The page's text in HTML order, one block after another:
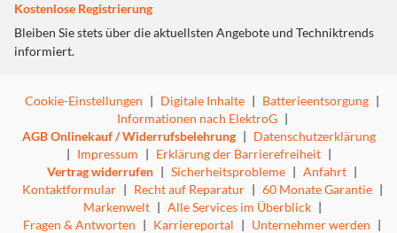
Kostenlose Registrierung
Bleiben Sie stets über die aktuellsten Angebote und Techniktrends
informiert.
Cookie-Einstellungen | Digitale Inhalte | Batterieentsorgung |
Informationen nach ElektroG |
AGB Onlinekauf / Widerrufsbelehrung | Datenschutzerklärung
| Impressum | Erklärung der Barrierefreiheit |
Vertrag widerrufen | Sicherheitsprobleme | Anfahrt |
Kontaktformular | Recht auf Reparatur | 60 Monate Garantie |
Markenwelt | Alle Services im Überblick |
Fragen & Antworten | Karriereportal | Unternehmer werden |